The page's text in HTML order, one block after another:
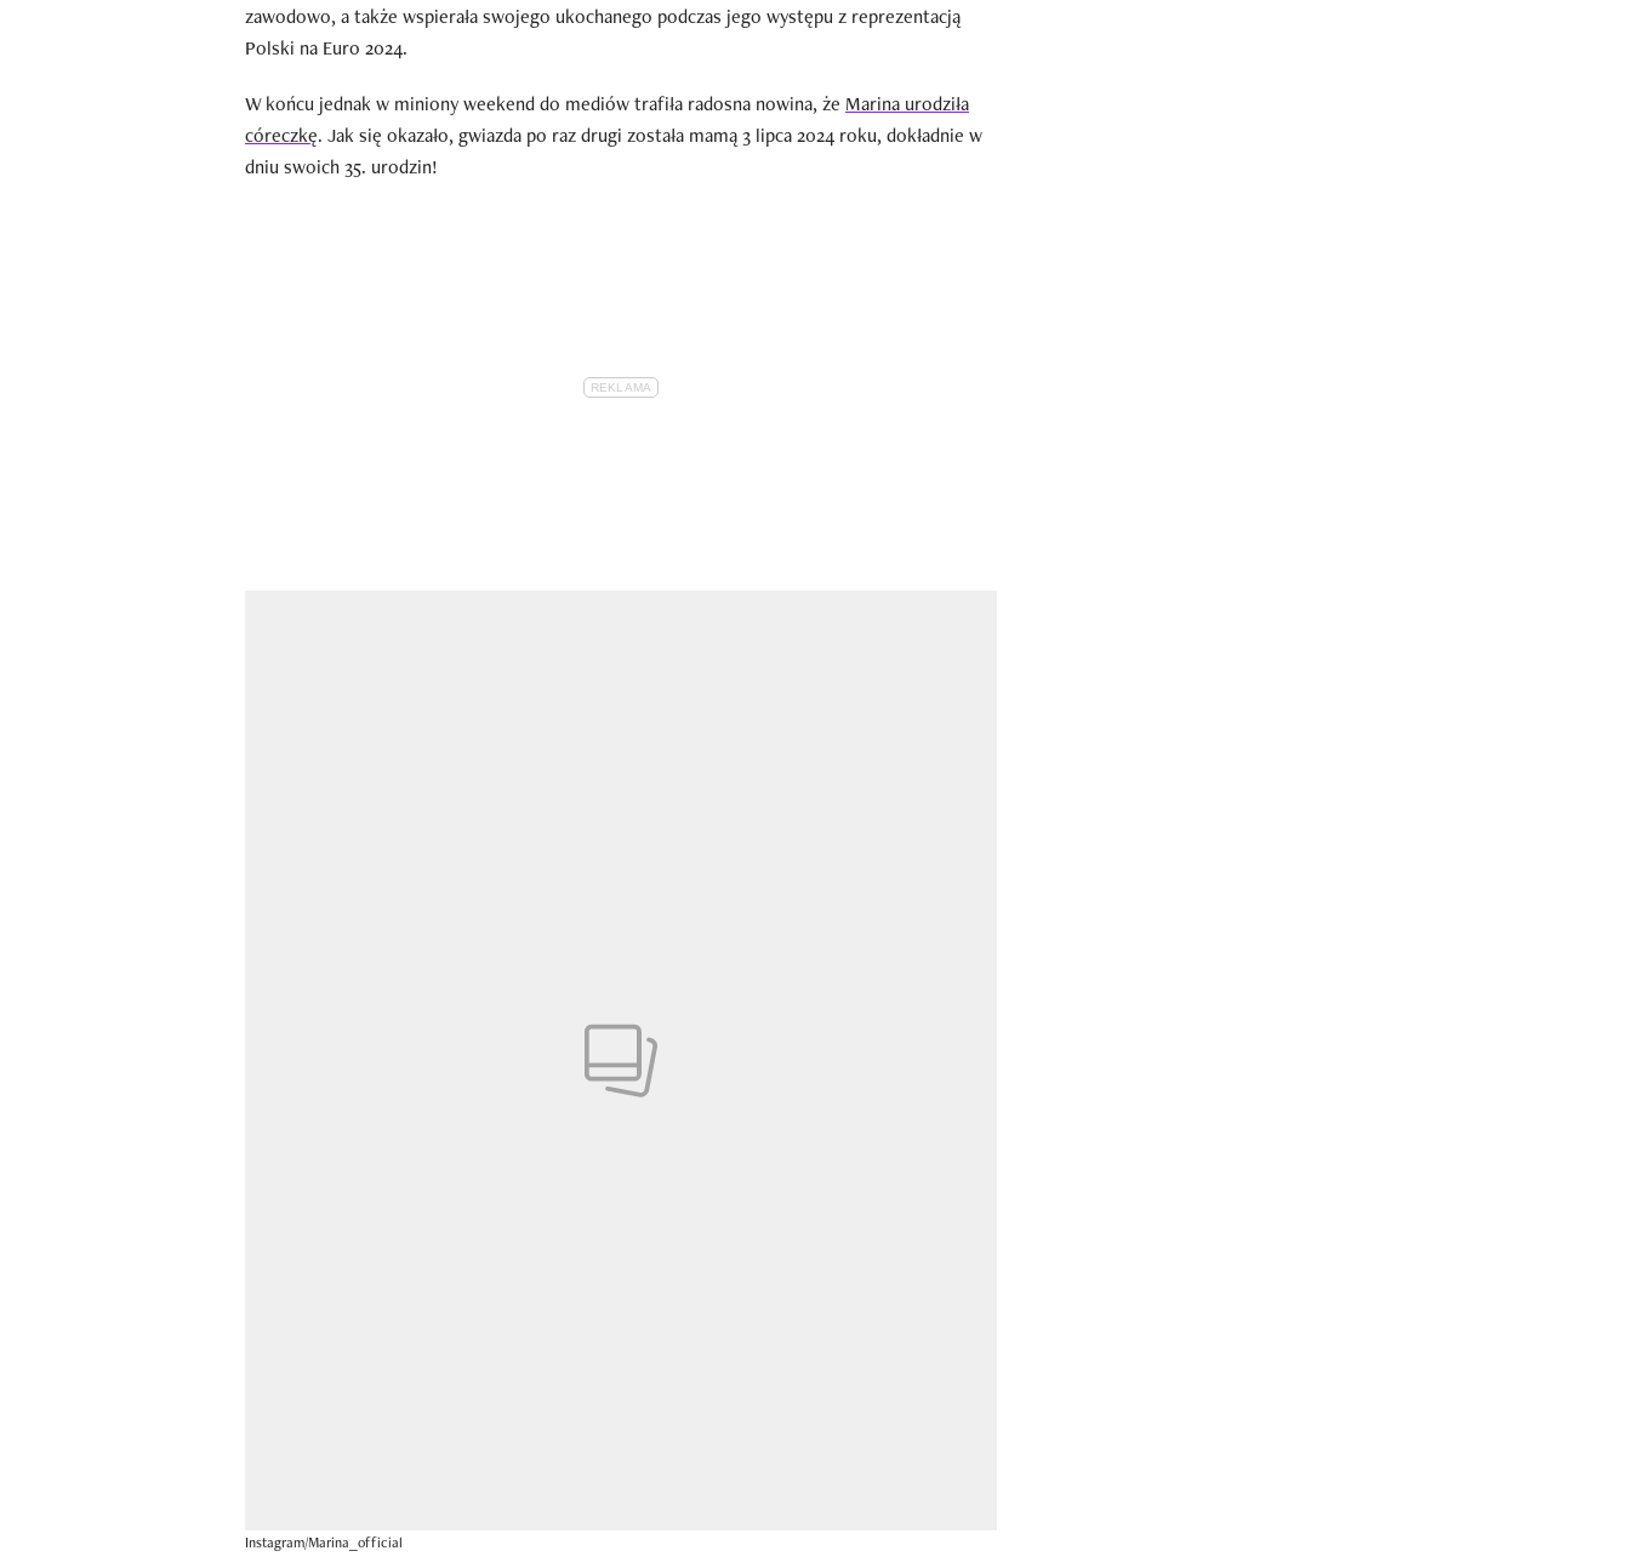
zawodowo, a także wspierała swojego ukochanego podczas jego występu z reprezentacją
Polski na Euro 2024.
W końcu jednak w miniony weekend do mediów trafiła radosna nowina, że Marina urodziła
córeczkę. Jak się okazało, gwiazda po raz drugi została mamą 3 lipca 2024 roku, dokładnie w
dniu swoich 35. urodzin!
Instagram/Marina_official